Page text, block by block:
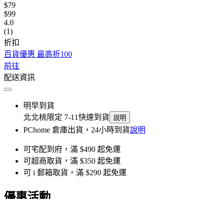
$79
$99
4.0
(1)
折扣
百貨優惠 最高折100
前往
配送資訊
明早到貨
北北桃限定 7-11快速到貨 說明
PChome 倉庫出貨，24小時到貨說明
可宅配到府，滿 $490 起免運
可超商取貨，滿 $350 起免運
可 i 郵箱取貨，滿 $290 起免運